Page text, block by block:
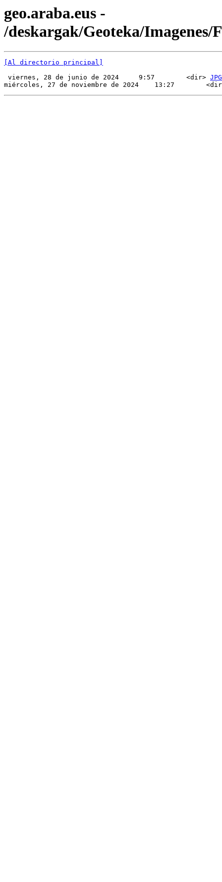
geo.araba.eus -
/deskargak/Geoteka/Imagenes/
[Al directorio principal]
viernes, 28 de junio de 2024     9:57        <dir> JPG
miércoles, 27 de noviembre de 2024    13:27